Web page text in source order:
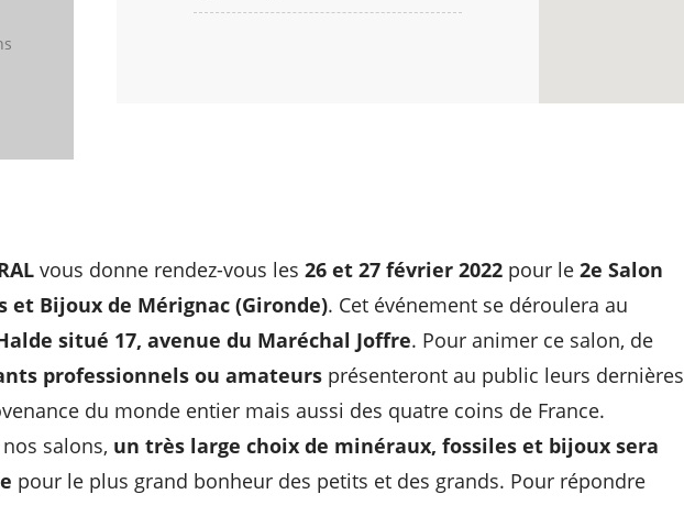
vous donne rendez-vous les 26 et 27 février 2022pour le 2e Salon
et Bijoux de Mérignac (Gironde). Cet événement se déroulera au
situé 17, avenue du Maréchal Joffre. Pour animer ce salon, de
professionnels ou amateursprésenteront au public leurs dernières
du monde entier mais aussi des quatre coins de France.
salons, un très large choix de minéraux, fossiles et bijoux sera
pour le plus grand bonheur des petits et des grands. Pour répondre